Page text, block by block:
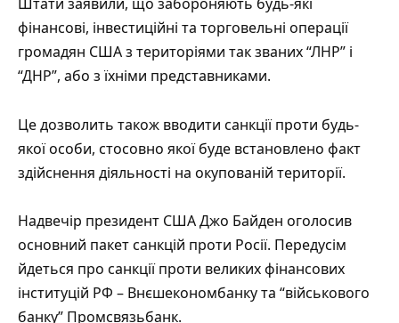
фінансові, інвестиційні та торговельні операції
громадян США з територіями так званих “ЛНР” і
“ДНР”, або з їхніми представниками.
Це дозволить також вводити санкції проти будь-
якої особи, стосовно якої буде встановлено факт
здійснення діяльності на окупованій території.
Надвечір президент США Джо Байден оголосив
основний пакет санкцій проти Росії. Передусім
йдеться про санкції проти великих фінансових
інституцій РФ – Внєшекономбанку та “військового
банку” Промсвязьбанк.